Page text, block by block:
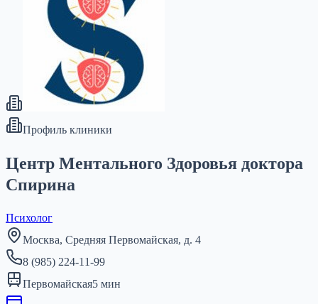
Профиль клиники
Центр Ментального Здоровья доктора
Спирина
Психолог
Москва, Средняя Первомайская, д. 4
8 (985) 224-11-99
Первомайская5 мин